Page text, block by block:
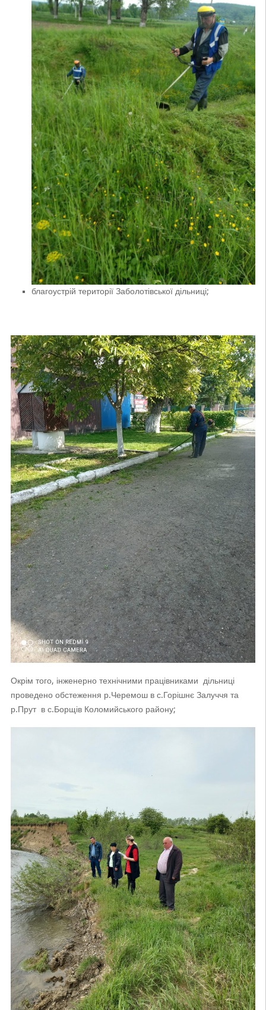
благоустрій території Заболотівської дільниці;
Окрім того, інженерно технічними працівниками дільниці
проведено обстеження р.Черемош в с.Горішнє Залуччя та
р.Прут в с.Борщів Коломийського району;